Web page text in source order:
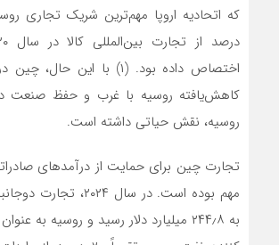
اختصاص داده بود. (۱) با این
کاهش‌یافته روسیه با غرب و حفظ صنعت
روسیه، نقش حیاتی داشته است.
تجارت چین برای حمایت از درآمدهای
مهم بوده است. در سال
به ۲۴۴٫۸ میلیارد دلار رسید و روسیه به